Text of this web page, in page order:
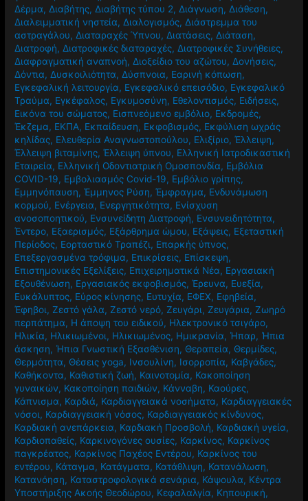
Δέρμα, Διαβήτης, Διαβήτης τύπου 2, Διάγνωση, Διάθεση,
Διαλειμματική νηστεία, Διαλογισμός, Διάστρεμμα του
αστραγάλου, Διαταραχές Ύπνου, Διατάσεις, Διάταση,
Διατροφή, Διατροφικές διαταραχές, Διατροφικές Συνήθειες,
Διαφραγματική αναπνοή, Διοξείδιο του αζώτου, Δονήσεις,
Δόντια, Δυσκοιλιότητα, Δύσπνοια, Εαρινή κόπωση,
Εγκεφαλική λειτουργία, Εγκεφαλικό επεισόδιο, Εγκεφαλικό
Τραύμα, Εγκέφαλος, Εγκυμοσύνη, Εθελοντισμός, Ειδήσεις,
Εικόνα του σώματος, Εισπνεόμενο εμβόλιο, Εκδρομές,
Έκζεμα, ΕΚΠΑ, Εκπαίδευση, Εκφοβισμός, Εκφύλιση ωχράς
κηλίδας, Ελευθερία Αναγνωστοπούλου, Ελιξίριο,Έλλειψη,
Έλλειψη βιταμίνης,Έλλειψη ύπνου, Ελληνική Ιατροδικαστική
Εταιρεία, Ελληνική Οδοντιατρική Ομοσπονδία, Εμβόλια
COVID-19, Εμβολιασμός Covid-19, Εμβόλιο γρίπης,
Εμμηνόπαυση,Έμμηνος Ρύση,Έμφραγμα, Ενδυνάμωση
κορμού, Ενέργεια, Ενεργητικότητα, Ενίσχυση
ανοσοποητικού, Ενσυνείδητη Διατροφή, Ενσυνειδητότητα,
Έντερο, Εξαερισμός, Εξάρθρημα ώμου, Εξάψεις, Εξεταστική
Περίοδος, Εορταστικό Τραπέζι, Επαρκής ύπνος,
Επεξεργασμένα τρόφιμα, Επικρίσεις, Επίσκεψη,
Επιστημονικές Εξελίξεις, Επιχειρηματικά Νέα, Εργασιακή
Εξουθένωση, Εργασιακός εκφοβισμός,Έρευνα, Ευεξία,
Ευκάλυπτος, Εύρος κίνησης, Ευτυχία, ΕΦΕΧ, Εφηβεία,
Έφηβοι,Ζεστό γάλα,Ζεστό νερό,Ζευγάρι,Ζευγάρια,Ζωηρό
περπάτημα, Η άποψη του ειδικού, Ηλεκτρονικό τσιγάρο,
Ηλικία, Ηλικιωμένοι, Ηλικιωμένος, Ημικρανία, Ήπαρ, Ήπια
άσκηση, Ήπια Γνωστική Εξασθένιση, Θεραπεία, Θερμίδες,
Θερμότητα, Θέσεις yoga, Ινσουλίνη, Ισορροπία, Καβγάδες,
Καθήκοντα, Καθιστική ζωή, Καινοτομία, Κακοποίηση
γυναικών, Κακοποίηση παιδιών, Κάνναβη, Καούρες,
Κάπνισμα, Καρδιά, Καρδιαγγειακά νοσήματα, Καρδιαγγειακές
νόσοι, Καρδιαγγειακή νόσος, Καρδιαγγειακός κίνδυνος,
Καρδιακή ανεπάρκεια, Καρδιακή Προσβολή, Καρδιακή υγεία,
Καρδιοπαθείς, Καρκινογόνες ουσίες, Καρκίνος, Καρκίνος
παγκρέατος, Καρκίνος Παχέος Εντέρου, Καρκίνος του
εντέρου, Κάταγμα, Κατάγματα, Κατάθλιψη, Κατανάλωση,
Κατανόηση, Καταστροφολογικά σενάρια, Κάψουλα, Κέντρα
Υποστήριξης Ακοής Θεοδώρου, Κεφαλαλγία, Κηπουρική,